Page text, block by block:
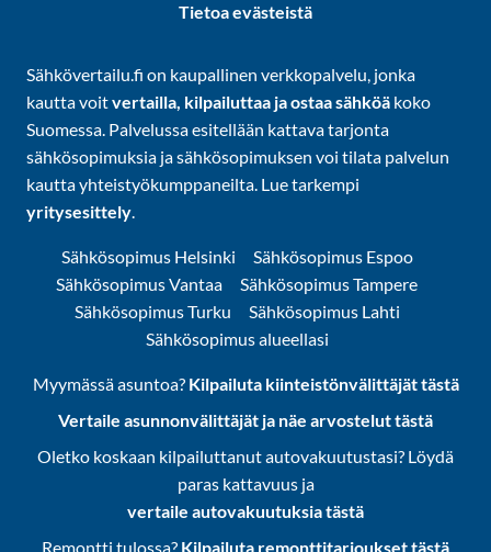
Tietoa evästeistä
Sähkövertailu.fi on kaupallinen verkkopalvelu, jonka
kautta voitvertailla, kilpailuttaa ja ostaa sähköä koko
Suomessa. Palvelussa esitellään kattava tarjonta
sähkösopimuksia ja sähkösopimuksen voi tilata palvelun
kautta yhteistyökumppaneilta. Lue tarkempi
yritysesittely.
Sähkösopimus Helsinki
Sähkösopimus Espoo
Sähkösopimus Vantaa
Sähkösopimus Tampere
Sähkösopimus Turku
Sähkösopimus Lahti
Sähkösopimus alueellasi
Myymässä asuntoa? Kilpailuta kiinteistönvälittäjät tästä
Vertaile asunnonvälittäjät ja näe arvostelut tästä
Oletko koskaan kilpailuttanut autovakuutustasi? Löydä
paras kattavuus ja
vertaile autovakuutuksia tästä
Remontti tulossa? Kilpailuta remonttitarjoukset tästä